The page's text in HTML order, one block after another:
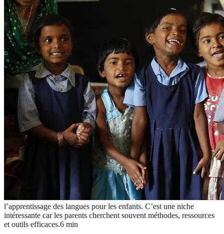
l’apprentissage des langues pour les enfants. C’est une niche
intéressante car les parents cherchent souvent méthodes, ressources
et outils efficaces.6 min